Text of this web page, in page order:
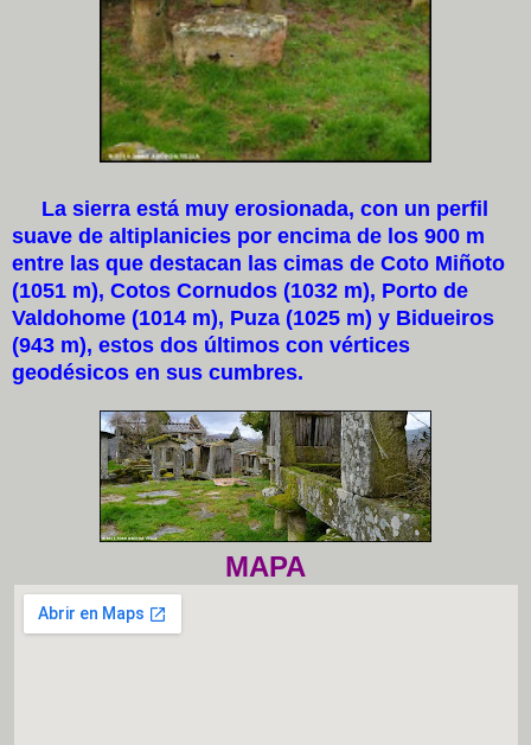
La sierra está muy erosionada, con un perfil
suave de altiplanicies por encima de los 900 m
entre las que destacan las cimas de Coto Miñoto
(1051 m), Cotos Cornudos (1032 m), Porto de
Valdohome (1014 m), Puza (1025 m) y Bidueiros
(943 m), estos dos últimos con vértices
geodésicos en sus cumbres.
MAPA